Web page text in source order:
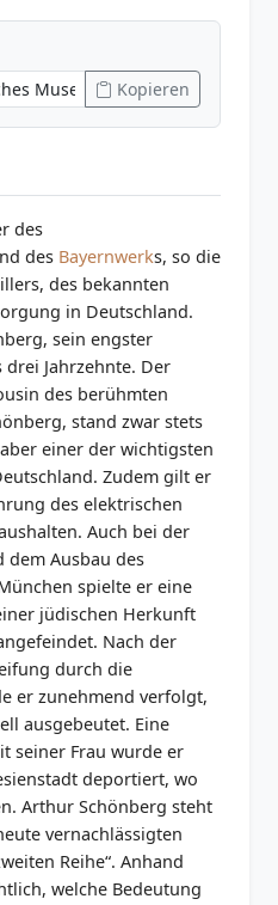
Kopieren
des
des Bayernwerks, so die
des bekannten
in Deutschland.
sein engster
Jahrzehnte. Der
des berühmten
stand zwar stets
einer der wichtigsten
Zudem gilt er
des elektrischen
Auch bei der
dem Ausbau des
spielte er eine
jüdischen Herkunft
Nach der
durch die
er zunehmend verfolgt,
ausgebeutet. Eine
seiner Frau wurde er
deportiert, wo
Arthur Schönberg steht
vernachlässigten
Reihe“. Anhand
welche Bedeutung